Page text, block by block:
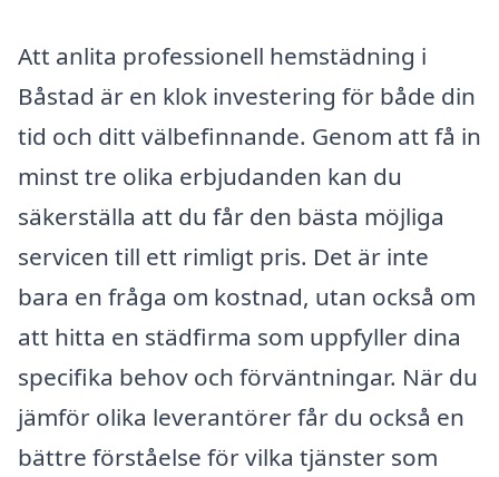
Att anlita professionell hemstädning i
Båstad är en klok investering för både din
tid och ditt välbefinnande. Genom att få in
minst tre olika erbjudanden kan du
säkerställa att du får den bästa möjliga
servicen till ett rimligt pris. Det är inte
bara en fråga om kostnad, utan också om
att hitta en städfirma som uppfyller dina
specifika behov och förväntningar. När du
jämför olika leverantörer får du också en
bättre förståelse för vilka tjänster som